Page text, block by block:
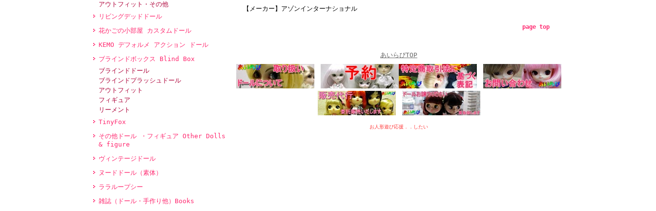
アウトフィット・その他
リビングデッドドール
花かごの小部屋 カスタムドール
KEMO デフォルメ アクション ドール
ブラインドボックス Blind Box
ブラインドドール
ブラインドプラッシュドール
アウトフィット
フィギュア
リーメント
TinyFox
その他ドール ・フィギュア Other Dolls
& figure
ヴィンテージドール
ヌードドール（素体）
ララループシー
雑誌（ドール・手作り他）Books
【メーカー】アゾンインターナショナル
page top
あいらぴTOP
お人形遊び応援．．したい